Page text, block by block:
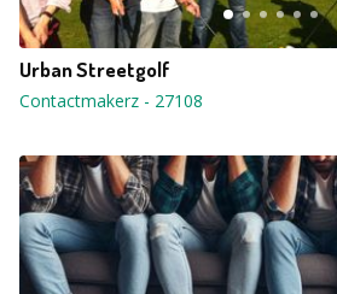
Urban Streetgolf
Contactmakerz - 27108